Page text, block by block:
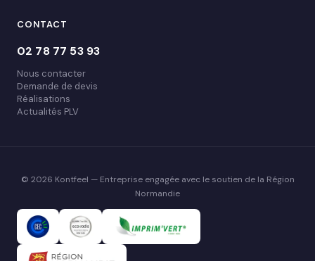
CONTACT
02 78 77 53 93
Nous contacter
Demande de devis
Réalisations
Actualités PLV
© 2026 Kontfeel — Entreprise engagée avec le soutien de la Région
Normandie